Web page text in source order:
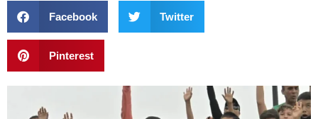
Facebook Twitter
Pinterest